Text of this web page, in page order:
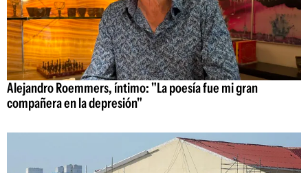
Alejandro Roemmers, íntimo: "La poesía fue mi gran
compañera en la depresión"